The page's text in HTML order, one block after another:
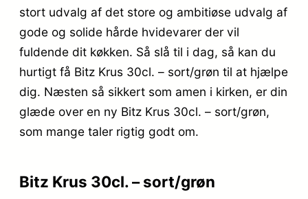
stort udvalg af det store og ambitiøse udvalg af
gode og solide hårde hvidevarer der vil
fuldende dit køkken. Så slå til i dag, så kan du
hurtigt få Bitz Krus 30cl. – sort/grøn til at hjælpe
dig. Næsten så sikkert som amen i kirken, er din
glæde over en ny Bitz Krus 30cl. – sort/grøn,
som mange taler rigtig godt om.
Bitz Krus 30cl. – sort/grøn